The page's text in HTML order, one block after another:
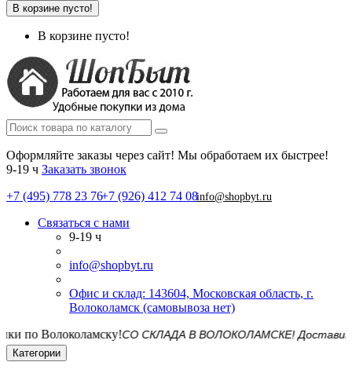
В корзине пусто!
В корзине пусто!
Оформляйте заказы через сайт! Мы обработаем их быстрее!
9-19 ч Заказать звонок
+7 (495) 778 23 76+7 (926) 412 74 08info@shopbyt.ru
Связаться с нами
9-19 ч
info@shopbyt.ru
Офис и склад: 143604, Московская область, г.
Волоколамск (самовывоза нет)
СО СКЛАДА В ВОЛОКОЛАМСКЕ! Доставим на
Категории